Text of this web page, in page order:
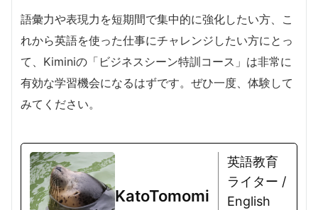
語彙力や表現力を短期間で集中的に強化したい方、こ
れから英語を使った仕事にチャレンジしたい方にとっ
て、Kiminiの「ビジネスシーン特訓コース」は非常に
有効な学習機会になるはずです。ぜひ一度、体験して
みてください。
KatoTomomi
英語教育
ライター /
English